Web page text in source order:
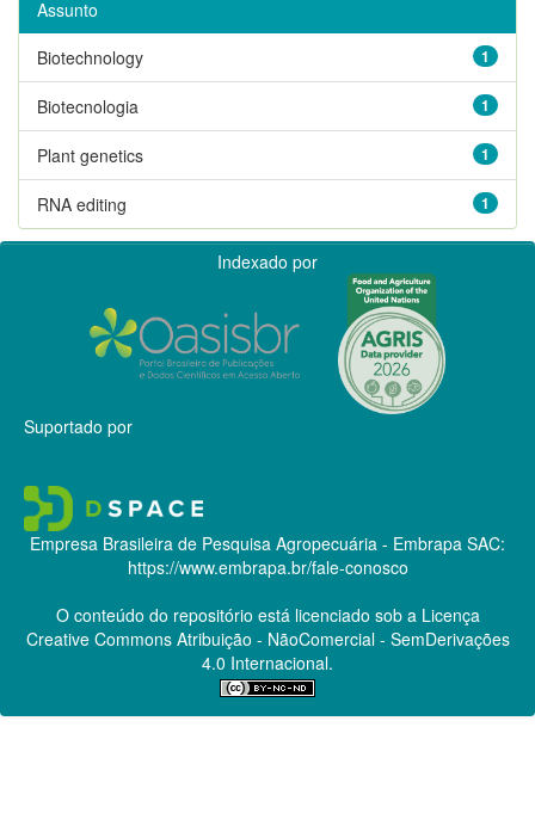
Assunto
1
Biotechnology
1
Biotecnologia
1
Plant genetics
1
RNA editing
Indexado por
Suportado por
Empresa Brasileira de Pesquisa Agropecuária - Embrapa SAC:
https://www.embrapa.br/fale-conosco
O conteúdo do repositório está licenciado sob a Licença
Creative CommonsAtribuição - NãoComercial - SemDerivações
4.0 Internacional.